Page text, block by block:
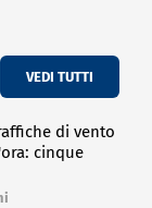
VEDI TUTTI
di vento
cinque